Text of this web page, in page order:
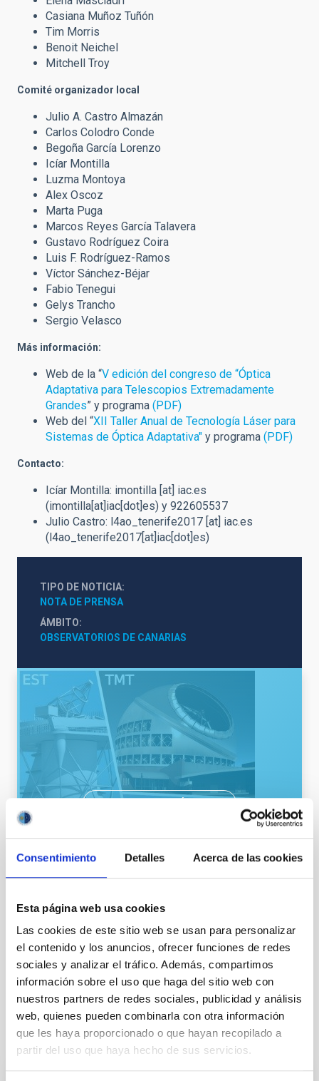
Consentimiento Detalles Acerca de las cookies
Esta página web usa cookies
Las cookies de este sitio web se usan para personalizar
el contenido y los anuncios, ofrecer funciones de redes
sociales y analizar el tráfico. Además, compartimos
información sobre el uso que haga del sitio web con
nuestros partners de redes sociales, publicidad y análisis
web, quienes pueden combinarla con otra información
que les haya proporcionado o que hayan recopilado a
partir del uso que haya hecho de sus servicios.
Casiana Muñoz Tuñón
Tim Morris
Benoit Neichel
Mitchell Troy
Comité organizador local
Julio A. Castro Almazán
Carlos Colodro Conde
Begoña García Lorenzo
Icíar Montilla
Luzma Montoya
Alex Oscoz
Marta Puga
Marcos Reyes García Talavera
Gustavo Rodríguez Coira
Luis F. Rodríguez-Ramos
Víctor Sánchez-Béjar
Fabio Tenegui
Gelys Trancho
Sergio Velasco
Más información:
Web de la “V edición del congreso de “Óptica
Adaptativa para Telescopios Extremadamente
Grandes” y programa (PDF)
Web del “XII Taller Anual de Tecnología Láser para
Sistemas de Óptica Adaptativa" y programa (PDF)
Contacto:
Icíar Montilla: imontilla [at] iac.es
(imontilla[at]iac[dot]es) y 922605537
Julio Castro: l4ao_tenerife2017 [at] iac.es
(l4ao_tenerife2017[at]iac[dot]es)
TIPO DE NOTICIA
NOTA DE PRENSA
ÁMBITO
OBSERVATORIOS DE CANARIAS
VER GALERÍA
Público general Medios de comunicación
Otras noticias relacionadas